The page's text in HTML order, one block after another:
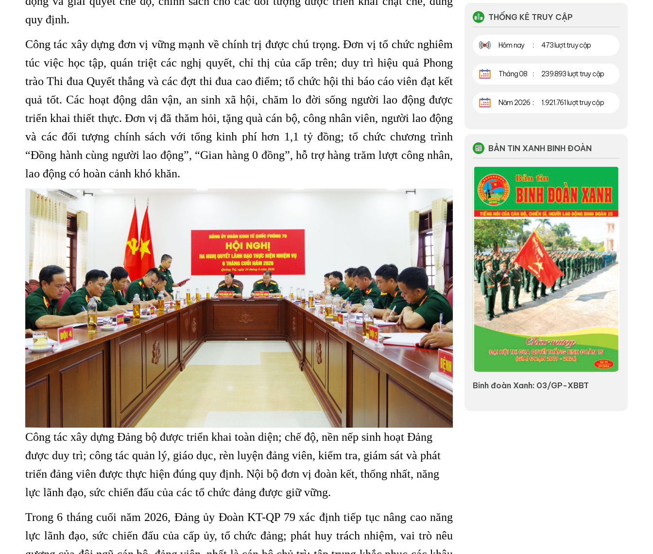
quy định.
Công tác xây dựng đơn vị vững mạnh về chính trị được chú trọng. Đơn vị tổ chức nghiêm
túc việc học tập, quán triệt các nghị quyết, chỉ thị của cấp trên; duy trì hiệu quả Phong
trào Thi đua Quyết thắng và các đợt thi đua cao điểm; tổ chức hội thi báo cáo viên đạt kết
quả tốt. Các hoạt động dân vận, an sinh xã hội, chăm lo đời sống người lao động được
triển khai thiết thực. Đơn vị đã thăm hỏi, tặng quà cán bộ, công nhân viên, người lao động
và các đối tượng chính sách với tổng kinh phí hơn 1,1 tỷ đồng; tổ chức chương trình
“Đồng hành cùng người lao động”, “Gian hàng 0 đồng”, hỗ trợ hàng trăm lượt công nhân,
lao động có hoàn cảnh khó khăn.
Công tác xây dựng Đảng bộ được triển khai toàn diện; chế độ, nền nếp sinh hoạt Đảng
được duy trì; công tác quản lý, giáo dục, rèn luyện đảng viên, kiểm tra, giám sát và phát
triển đảng viên được thực hiện đúng quy định. Nội bộ đơn vị đoàn kết, thống nhất, năng
lực lãnh đạo, sức chiến đấu của các tổ chức đảng được giữ vững.
Trong 6 tháng cuối năm 2026, Đảng ủy Đoàn KT-QP 79 xác định tiếp tục nâng cao năng
lực lãnh đạo, sức chiến đấu của cấp ủy, tổ chức đảng; phát huy trách nhiệm, vai trò nêu
THỐNG KÊ TRUY CẬP
Hôm nay 473 lượt truy cập
Tháng 08 239.893 lượt truy cập
Năm 2026 1.921.761 lượt truy cập
BẢN TIN XANH BINH ĐOÀN
VÌ MÀU XANH TÂY NGUYÊN
Viết Tiếp Bản Hùng Ca Tây Nguyên
Binh đoàn Xanh: 03/GP-XBBT